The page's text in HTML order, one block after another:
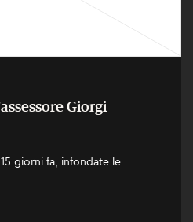
Giorgi
giorni fa, infondate le